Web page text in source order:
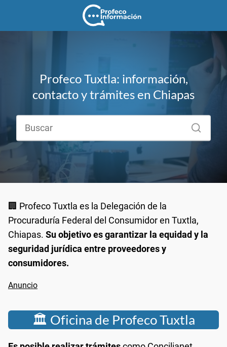
Profeco Tuxtla: información,
contacto y trámites en Chiapas
🏢 Profeco Tuxtla es la Delegación de la
Procuraduría Federal del Consumidor en Tuxtla,
Chiapas. Su objetivo es garantizar la equidad y la
seguridad jurídica entre proveedores y
consumidores.
🏛️ Oficina de Profeco Tuxtla